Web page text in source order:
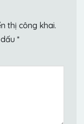
thị công khai.
*